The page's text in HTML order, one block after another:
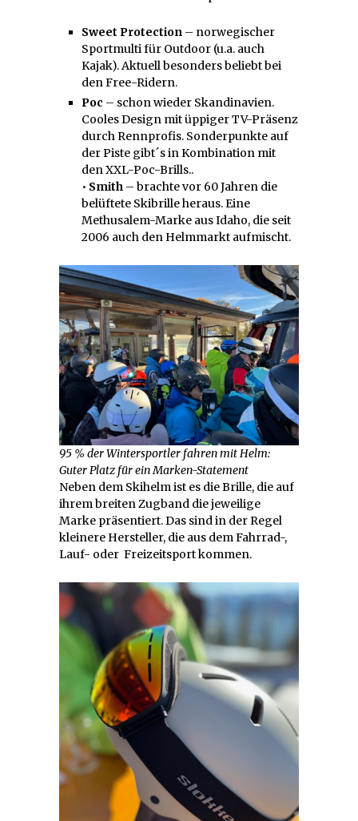
Sweet Protection – norwegischer
Sportmulti für Outdoor (u.a. auch
Kajak). Aktuell besonders beliebt bei
den Free-Ridern.
Poc – schon wieder Skandinavien.
Cooles Design mit üppiger TV-Präsenz
durch Rennprofis. Sonderpunkte auf
der Piste gibt´s in Kombination mit
den XXL-Poc-Brills..
• Smith – brachte vor 60 Jahren die
belüftete Skibrille heraus. Eine
Methusalem-Marke aus Idaho, die seit
2006 auch den Helmmarkt aufmischt.
95 % der Wintersportler fahren mit Helm:
Guter Platz für ein Marken-Statement
Neben dem Skihelm ist es die Brille, die auf
ihrem breiten Zugband die jeweilige
Marke präsentiert. Das sind in der Regel
kleinere Hersteller, die aus dem Fahrrad-,
Lauf- oder Freizeitsport kommen.